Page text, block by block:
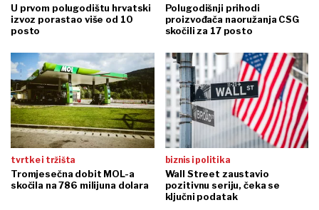
U prvom polugodištu hrvatski
izvoz porastao više od 10
posto
Polugodišnji prihodi
proizvođača naoružanja CSG
skočili za 17 posto
tvrtke i tržišta
Tromjesečna dobit MOL-a
skočila na 786 milijuna dolara
biznis i politika
Wall Street zaustavio
pozitivnu seriju, čeka se
ključni podatak